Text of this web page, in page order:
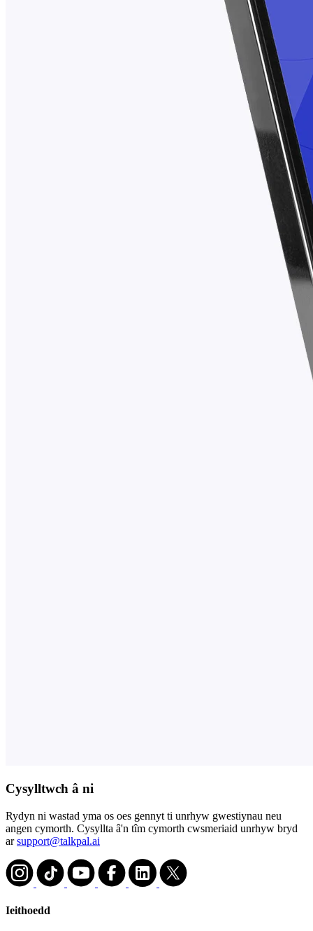
Cysylltwch â ni
Rydyn ni wastad yma os oes gennyt ti unrhyw gwestiynau neu
angen cymorth. Cysyllta â'n tîm cymorth cwsmeriaid unrhyw bryd
arsupport@talkpal.ai
Ieithoedd